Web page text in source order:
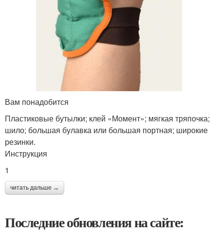
Вам понадобится
Пластиковые бутылки; клей «Момент»; мягкая тряпочка;
шило; большая булавка или большая портная; широкие
резинки.
Инструкция
1
читать дальше →
Последние обновления на сайте: